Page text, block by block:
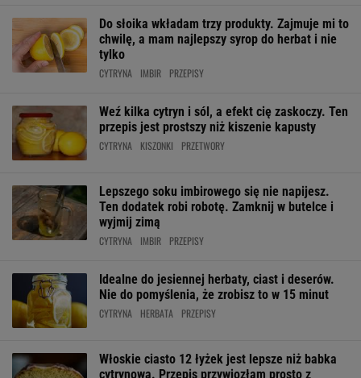
Do słoika wkładam trzy produkty. Zajmuje mi to
chwilę, a mam najlepszy syrop do herbat i nie
tylko
CYTRYNA IMBIR PRZEPISY
Weź kilka cytryn i sól, a efekt cię zaskoczy. Ten
przepis jest prostszy niż kiszenie kapusty
CYTRYNA KISZONKI PRZETWORY
Lepszego soku imbirowego się nie napijesz.
Ten dodatek robi robotę. Zamknij w butelce i
wyjmij zimą
CYTRYNA IMBIR PRZEPISY
Idealne do jesiennej herbaty, ciast i deserów.
Nie do pomyślenia, że zrobisz to w 15 minut
CYTRYNA HERBATA PRZEPISY
Włoskie ciasto 12 łyżek jest lepsze niż babka
cytrynowa. Przepis przywiozłam prosto z